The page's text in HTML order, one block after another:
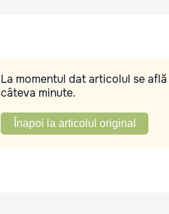
La momentul dat articolul se
câteva minute.
Înapoi la articolul original